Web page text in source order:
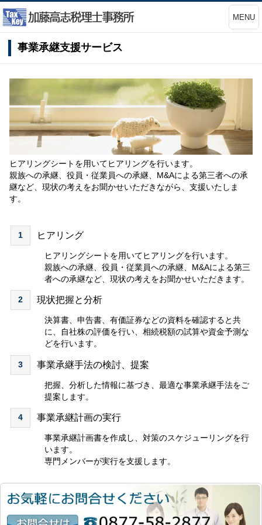
MENU
事業承継支援サービス
ヒアリングシートを用いてヒアリングを行います。
親族への承継、役員・従業員への承継、M&Aによる第三者への承
継など、現状の考えをお聞かせいただきながら、支援いたしま
す。
1 ヒアリング
ヒアリングシートを用いてヒアリングを行います。
親族への承継、役員・従業員への承継、M&Aによる第三
者への承継など、現状の考えをお聞かせいただきます。
2 現状把握と分析
決算書、申告書、有価証券などの資料を確認すると共
に、自社株の評価を行い、相続税額の試算や資金予測な
どを行います。
3 事業承継手法の検討、提案
把握、分析した情報に基づき、最適な事業承継手法をご
提案します。
4 事業承継計画の実行
事業承継計画書を作成し、対策のスケジューリングを行
います。
専門メンバーが実行を支援します。